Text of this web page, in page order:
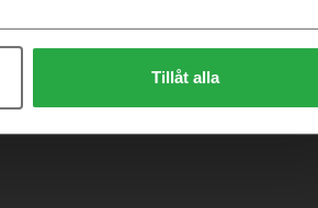
Tillåt alla